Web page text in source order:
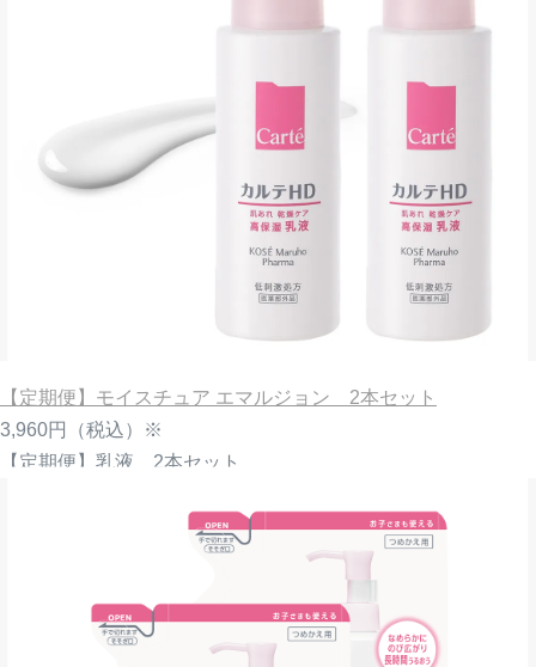
【定期便】モイスチュア エマルジョン 2本セット
3,960円
（税込）※
【定期便】乳液 2本セット